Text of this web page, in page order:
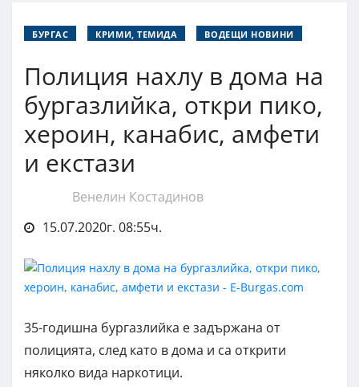
БУРГАС КРИМИ, ТЕМИДА ВОДЕЩИ НОВИНИ
Полиция нахлу в дома на
бургазлийка, откри пико,
хероин, канабис, амфети
и екстази
Венелин Костадинов
15.07.2020г. 08:55ч.
35-годишна бургазлийка е задържана от
полицията, след като в дома и са открити
няколко вида наркотици.